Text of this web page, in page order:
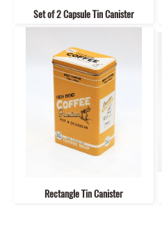
Set of 2 Capsule Tin Canister
Rectangle Tin Canister